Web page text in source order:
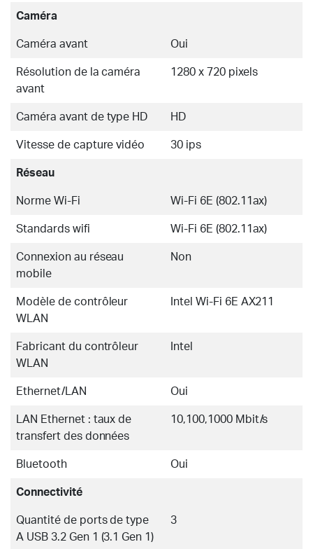
Caméra
Caméra avant Oui
Résolution de la caméra
avant
1280 x 720 pixels
Caméra avant de type HD HD
Vitesse de capture vidéo 30 ips
Réseau
Norme Wi-Fi Wi-Fi 6E (802.11ax)
Standards wifi Wi-Fi 6E (802.11ax)
Connexion au réseau
mobile
Non
Modèle de contrôleur
WLAN
Intel Wi-Fi 6E AX211
Fabricant du contrôleur
WLAN
Intel
Ethernet/LAN Oui
LAN Ethernet : taux de
transfert des données
10,100,1000 Mbit/s
Bluetooth Oui
Connectivité
Quantité de ports de type
A USB 3.2 Gen 1 (3.1 Gen 1)
3